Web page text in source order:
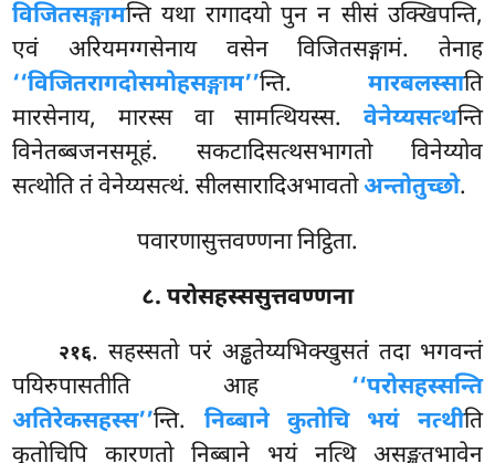
विजितसङ्गामन्ति यथा रागादयो पुन न सीसं उक्खिपन्ति,
एवं अरियमग्गसेनाय वसेन विजितसङ्गामं. तेनाह
‘‘विजितरागदोसमोहसङ्गाम’’न्ति. मारबलस्साति
मारसेनाय, मारस्स वा सामत्थियस्स. वेनेय्यसत्थन्ति
विनेतब्बजनसमूहं. सकटादिसत्थसभागतो विनेय्योव
सत्थोति तं वेनेय्यसत्थं. सीलसारादिअभावतोअन्तोतुच्छो.
पवारणासुत्तवण्णना निट्ठिता.
८. परोसहस्ससुत्तवण्णना
२१६. सहस्सतो परं अड्ढतेय्यभिक्खुसतं तदा भगवन्तं
पयिरुपासतीति आह ‘‘परोसहस्सन्ति
अतिरेकसहस्स’’न्ति. निब्बाने कुतोचि भयं नत्थीति
कुतोचिपि कारणतो निब्बाने भयं नत्थि असङ्खतभावेन